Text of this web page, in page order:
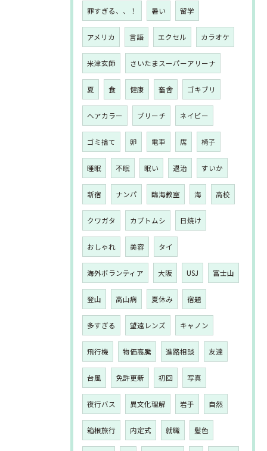
罪すぎる、、！ 暑い 留学
アメリカ 言語 エクセル カラオケ
米津玄師 さいたまスーパーアリーナ
夏 食 健康 畜舎 ゴキブリ
ヘアカラー ブリーチ ネイビー
ゴミ捨て 卵 電車 席 椅子
睡眠 不眠 眠い 退治 すいか
新宿 ナンパ 臨海教室 海 高校
クワガタ カブトムシ 日焼け
おしゃれ 美容 タイ
海外ボランティア 大阪 USJ 富士山
登山 高山病 夏休み 宿題
多すぎる 望遠レンズ キャノン
飛行機 物価高騰 進路相談 友達
台風 免許更新 初回 写真
夜行バス 異文化理解 岩手 自然
箱根旅行 内定式 就職 髪色